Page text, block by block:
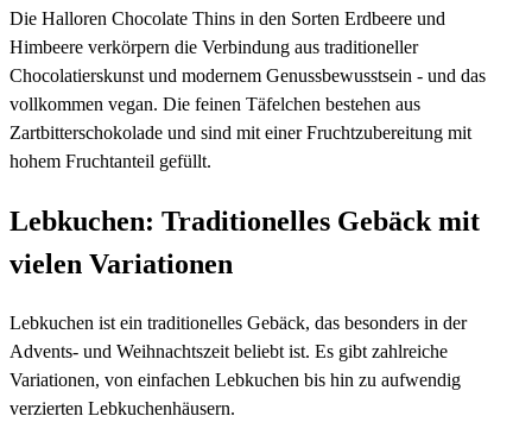
Die Halloren Chocolate Thins in den Sorten Erdbeere und
Himbeere verkörpern die Verbindung aus traditioneller
Chocolatierskunst und modernem Genussbewusstsein - und das
vollkommen vegan. Die feinen Täfelchen bestehen aus
Zartbitterschokolade und sind mit einer Fruchtzubereitung mit
hohem Fruchtanteil gefüllt.
Lebkuchen: Traditionelles Gebäck mit
vielen Variationen
Lebkuchen ist ein traditionelles Gebäck, das besonders in der
Advents- und Weihnachtszeit beliebt ist. Es gibt zahlreiche
Variationen, von einfachen Lebkuchen bis hin zu aufwendig
verzierten Lebkuchenhäusern.